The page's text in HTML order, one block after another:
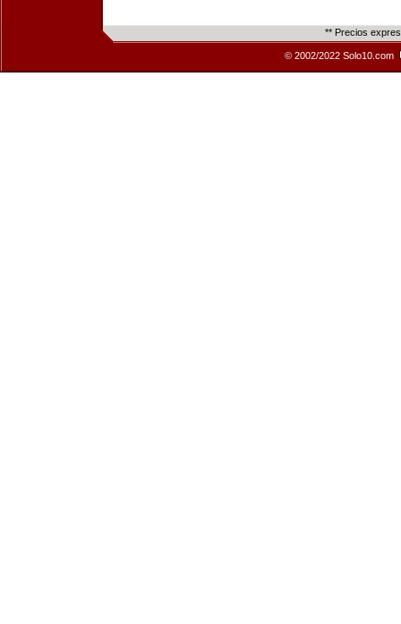
** Precios
© 2002/2022 Solo10.com